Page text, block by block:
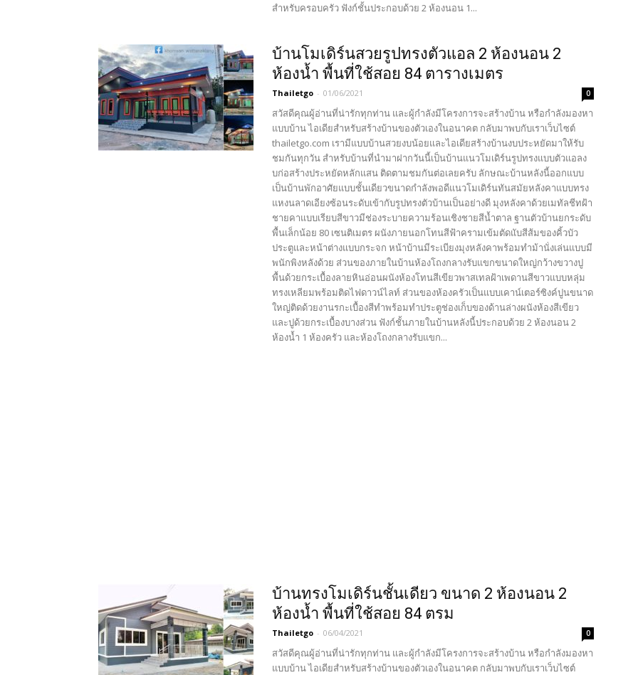
สำหรับครอบครัว ฟังก์ชั้นประกอบด้วย 2 ห้องนอน 1...
บ้านโมเดิร์นสวยรูปทรงตัวแอล 2 ห้องนอน 2
ห้องน้ำ พื้นที่ใช้สอย 84 ตารางเมตร
Thailetgo - 01/06/2021 0
สวัสดีคุณผู้อ่านที่น่ารักทุกท่าน และผู้กำลังมีโครงการจะสร้างบ้าน หรือกำลังมองหา
แบบบ้าน ไอเดียสำหรับสร้างบ้านของตัวเองในอนาคต กลับมาพบกับเราเว็บไซต์
thailetgo.com เรามีแบบบ้านสวยงบน้อยและไอเดียสร้างบ้านงบประหยัดมาให้รับ
ชมกันทุกวัน สำหรับบ้านที่นำมาฝากวันนี้เป็นบ้านแนวโมเดิร์นรูปทรงแบบตัวแอลง
บก่อสร้างประหยัดหลักแสน ติดตามชมกันต่อเลยครับ ลักษณะบ้านหลังนี้ออกแบบ
เป็นบ้านพักอาศัยแบบชั้นเดียวขนาดกำลังพอดีแนวโมเดิร์นทันสมัยหลังคาแบบทรง
แหงนลาดเอียงซ้อนระดับเข้ากับรูปทรงตัวบ้านเป็นอย่างดี มุงหลังคาด้วยเมทัลชีทฝ้า
ชายคาแบบเรียบสีขาวมีช่องระบายความร้อนเชิงชายสีน้ำตาล ฐานตัวบ้านยกระดับ
พื้นเล็กน้อย 80 เซนติเมตร ผนังภายนอกโทนสีฟ้าครามเข้มตัดแับสีส้มของคิ้วบัว
ประตูและหน้าต่างแบบกระจก หน้าบ้านมีระเบียงมุงหลังคาพร้อมทำม้านั่งเล่นแบบมี
พนักพิงหลังด้วย ส่วนของภายในบ้านห้องโถงกลางรับแขกขนาดใหญ่กว้างขวางปู
พื้นด้วยกระเบื้องลายหินอ่อนผนังห้องโทนสีเขียวพาสเทลฝ้าเพดานสีขาวแบบหลุ่ม
ทรงเหลียมพร้อมติดไฟดาวน์ไลท์ ส่วนของห้องครัวเป็นแบบเคาน์เตอร์ซิงค์ปูนขนาด
ใหญ่ติดด้วยงานรกะเบื้องสีทำพร้อมทำประตูช่องเก็บของด้านล่างผนังห้องสีเขียว
และปูด้วยกระเบื้องบางส่วน ฟังก์ชั้นภายในบ้านหลังนี้ประกอบด้วย 2 ห้องนอน 2
ห้องน้ำ 1 ห้องครัว และห้องโถงกลางรับแขก...
บ้านทรงโมเดิร์นชั้นเดียว ขนาด 2 ห้องนอน 2
ห้องน้ำ พื้นที่ใช้สอย 84 ตรม
Thailetgo - 06/04/2021 0
สวัสดีคุณผู้อ่านที่น่ารักทุกท่าน และผู้กำลังมีโครงการจะสร้างบ้าน หรือกำลังมองหา
แบบบ้าน ไอเดียสำหรับสร้างบ้านของตัวเองในอนาคต กลับมาพบกับเราเว็บไซต์